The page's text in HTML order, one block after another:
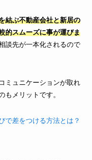
結ぶ不動産会社と新居の
的スムーズに事が運びま
談先が一本化されるので
ミュニケーションが取れ
もメリットです。
で差をつける方法とは？